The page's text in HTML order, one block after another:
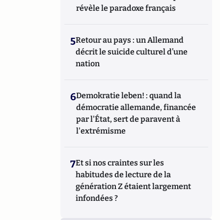
révèle le paradoxe français
5Retour au pays : un Allemand
décrit le suicide culturel d’une
nation
6Demokratie leben! : quand la
démocratie allemande, financée
par l'État, sert de paravent à
l'extrémisme
7Et si nos craintes sur les
habitudes de lecture de la
génération Z étaient largement
infondées ?